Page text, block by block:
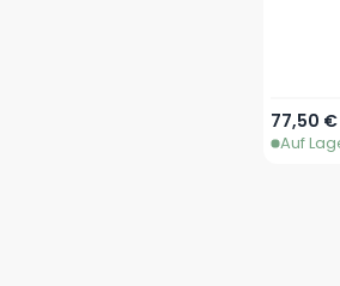
Ab
77,50 €
Auf